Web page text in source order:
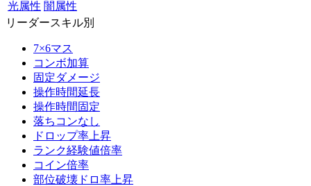
光属性 闇属性
リーダースキル別
7×6マス
コンボ加算
固定ダメージ
操作時間延長
操作時間固定
落ちコンなし
ドロップ率上昇
ランク経験値倍率
コイン倍率
部位破壊ドロ率上昇